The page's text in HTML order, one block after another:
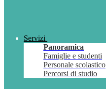
Servizi
Panoramica
Famiglie e studenti
Personale scolastico
Percorsi di studio